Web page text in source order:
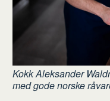
Kokk Aleksander
med gode norske